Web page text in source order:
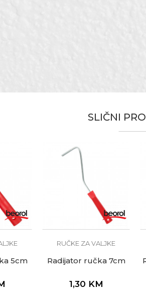
Polipropilen/Pocinkovana
Fasaderi, Lakireri, Moleri i
SLIČNI
5cm
RUČKE ZA VALJKE
Radijator ručka 7cm
1,30 KM